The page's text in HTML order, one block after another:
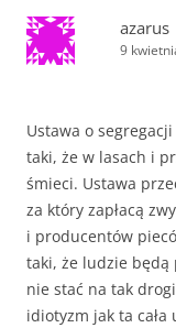
azarus
9
Ustawa o
taki, że w lasach i
śmieci. Ustawa
za który zapłacą
i producentów
taki, że ludzie będą
nie stać na tak
idiotyzm jak ta cała